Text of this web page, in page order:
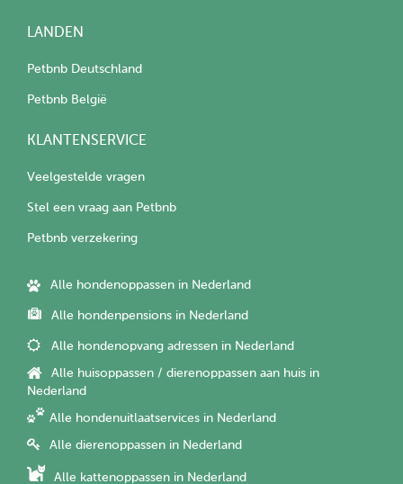
LANDEN
Petbnb Deutschland
Petbnb België
KLANTENSERVICE
Veelgestelde vragen
Stel een vraag aan Petbnb
Petbnb verzekering
Alle hondenoppassen in Nederland
Alle hondenpensions in Nederland
Alle hondenopvang adressen in Nederland
Alle huisoppassen / dierenoppassen aan huis in
Nederland
Alle hondenuitlaatservices in Nederland
Alle dierenoppassen in Nederland
Alle kattenoppassen in Nederland